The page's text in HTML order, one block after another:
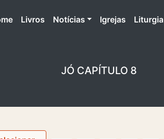
(atual)
Livros Notícias Igrejas Liturgia
JÓ CAPÍTULO 8